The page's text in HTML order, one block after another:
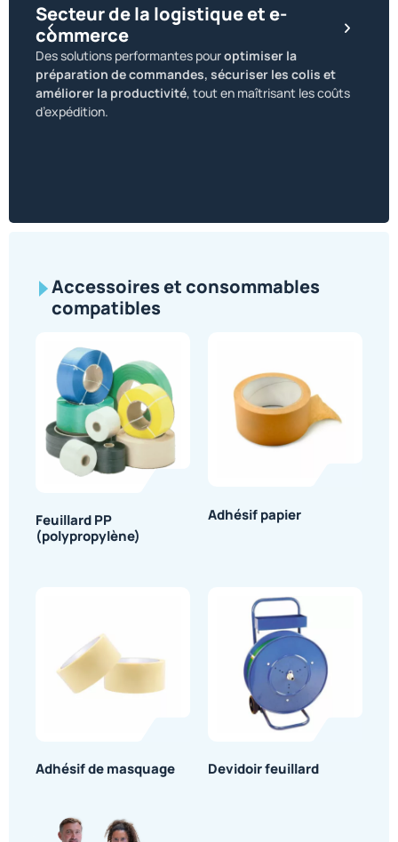
Secteur de la logistique et e-
commerce
Des solutions performantes pouroptimiser la
préparation de commandes, sécuriser les colis et
améliorer la productivité, tout en maîtrisant les coûts
d’expédition.
Accessoires et consommables
compatibles
Feuillard PP
(polypropylène)
Adhésif papier
Adhésif de masquage Devidoir feuillard